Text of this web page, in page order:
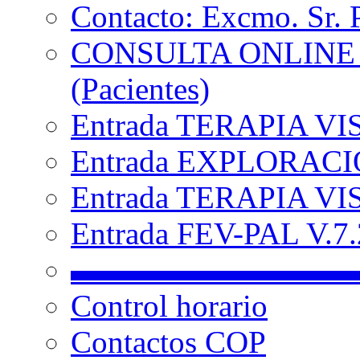
Contacto: Excmo. Sr.
CONSULTA
(Pacientes)
Entrada TERAPIA
Entrada
Entrada TERAPIA
Entrada FEV-PAL
Control horario
Contactos COP